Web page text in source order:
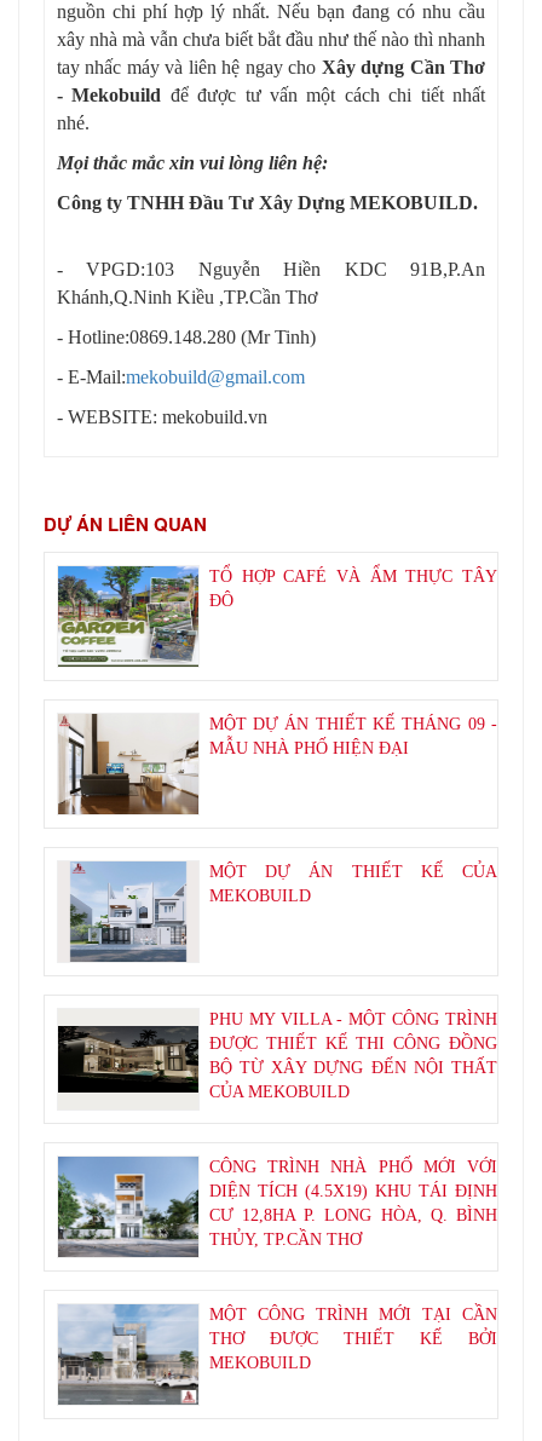
nguồn chi phí hợp lý nhất. Nếu bạn đang có nhu cầu
xây nhà mà vẫn chưa biết bắt đầu như thế nào thì nhanh
tay nhấc máy và liên hệ ngay cho Xây dựng Cần Thơ
- Mekobuild để được tư vấn một cách chi tiết nhất
nhé.
Mọi thắc mắc xin vui lòng liên hệ:
Công ty TNHH Đầu Tư Xây Dựng MEKOBUILD.
- VPGD:103 Nguyễn Hiền KDC 91B,P.An
Khánh,Q.Ninh Kiều ,TP.Cần Thơ
- Hotline:0869.148.280 (Mr Tinh)
- E-Mail:mekobuild@gmail.com
- WEBSITE: mekobuild.vn
DỰ ÁN LIÊN QUAN
TỔ HỢP CAFÉ VÀ ẨM THỰC TÂY
ĐÔ
MỘT DỰ ÁN THIẾT KẾ THÁNG 09 -
MẪU NHÀ PHỐ HIỆN ĐẠI
MỘT DỰ ÁN THIẾT KẾ CỦA
MEKOBUILD
PHU MY VILLA - MỘT CÔNG TRÌNH
ĐƯỢC THIẾT KẾ THI CÔNG ĐỒNG
BỘ TỪ XÂY DỰNG ĐẾN NỘI THẤT
CỦA MEKOBUILD
CÔNG TRÌNH NHÀ PHỐ MỚI VỚI
DIỆN TÍCH (4.5X19) KHU TÁI ĐỊNH
CƯ 12,8HA P. LONG HÒA, Q. BÌNH
THỦY, TP.CẦN THƠ
MỘT CÔNG TRÌNH MỚI TẠI CẦN
THƠ ĐƯỢC THIẾT KẾ BỞI
MEKOBUILD